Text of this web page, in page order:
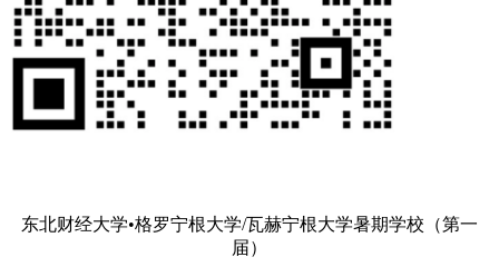
东北财经大学•格罗宁根大学/瓦赫宁根大学暑期学校（第一
届）